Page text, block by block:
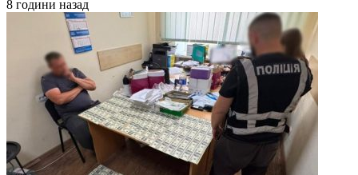
8 години назад